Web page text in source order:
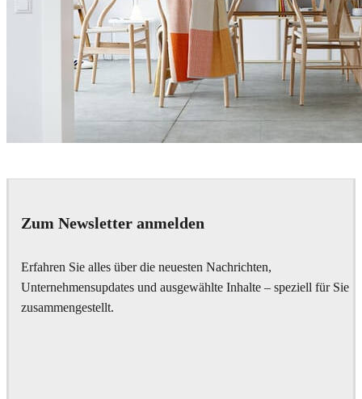
Zum Newsletter anmelden
Erfahren Sie alles über die neuesten Nachrichten,
Unternehmensupdates und ausgewählte Inhalte – speziell für Sie
zusammengestellt.